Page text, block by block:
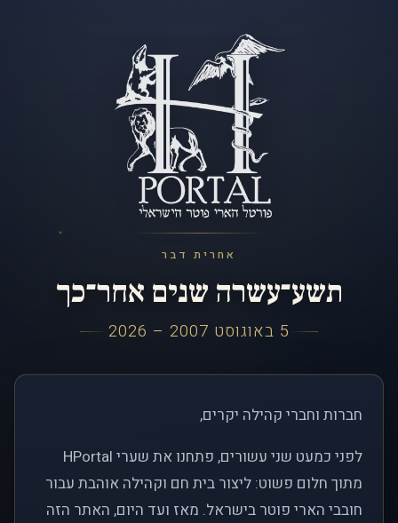
אחרית דבר
תשע־עשרה שנים אחר־כך
5 באוגוסט 2007 – 2026
חברות וחברי קהילה יקרים,
לפני כמעט שני עשורים, פתחנו את שערי HPortal
מתוך חלום פשוט: ליצור בית חם וקהילה אוהבת עבור
חובבי הארי פוטר בישראל. מאז ועד היום, האתר הזה